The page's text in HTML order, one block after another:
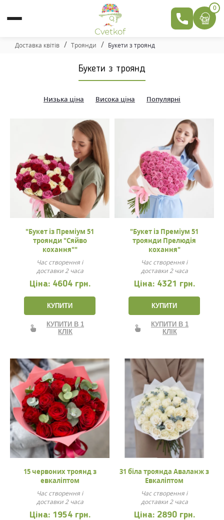
0
Доставка квітів Троянди Букети з троянд
Низька ціна Висока ціна Популярні
Букети з троянд
"Букет із Преміум 51
троянди "Сяйво
кохання""
Час створення і
доставки 2 часа
Ціна: 4604 грн.
КУПИТИ
КУПИТИ В 1
КЛІК
"Букет із Преміум 51
троянди Прелюдія
кохання"
Час створення і
доставки 2 часа
Ціна: 4321 грн.
КУПИТИ
КУПИТИ В 1
КЛІК
15 червоних троянд з
евкаліптом
Час створення і
доставки 2 часа
Ціна: 1954 грн.
31 біла троянда Аваланж з
Евкаліптом
Час створення і
доставки 2 часа
Ціна: 2890 грн.